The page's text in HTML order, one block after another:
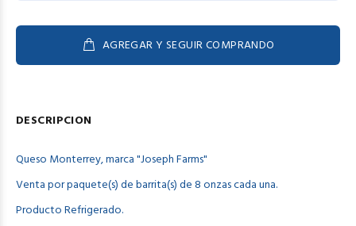
AGREGAR Y SEGUIR COMPRANDO
DESCRIPCION
Queso Monterrey, marca "Joseph Farms"
Venta por paquete(s) de barrita(s) de 8 onzas cada una.
Producto Refrigerado.